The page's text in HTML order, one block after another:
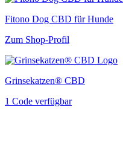
Fitono Dog CBD für Hunde
Zum Shop-Profil
Grinsekatzen® CBD
1 Code verfügbar